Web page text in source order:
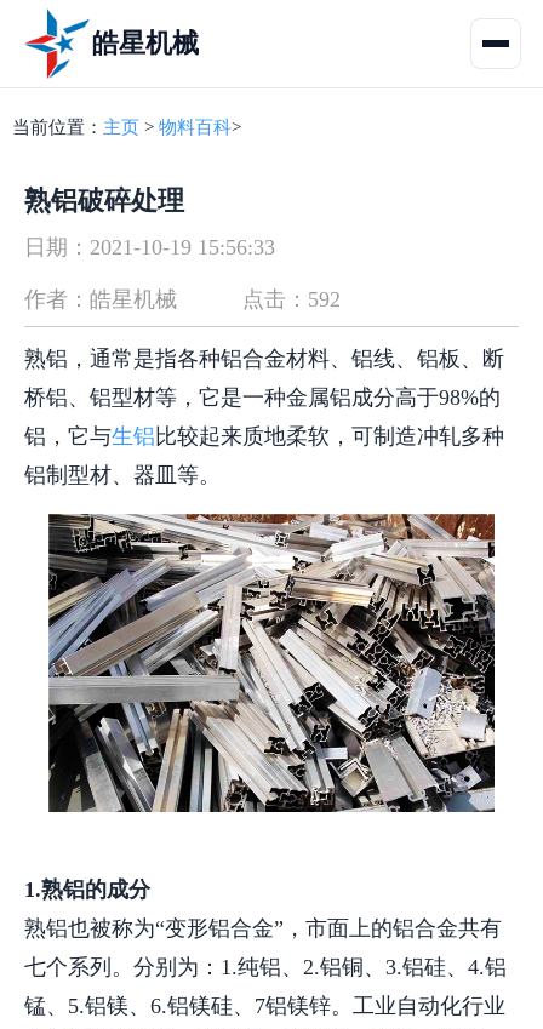
皓星机械
当前位置： 主页 > 物料百科>
熟铝破碎处理
日期：2021-10-19 15:56:33
作者：皓星机械 点击：592
熟铝，通常是指各种铝合金材料、铝线、铝板、断
桥铝、铝型材等，它是一种金属铝成分高于98%的
铝，它与生铝 比较起来质地柔软，可制造冲轧多种
铝制型材、器皿等。
1.熟铝的成分
熟铝也被称为“变形铝合金”，市面上的铝合金共有
七个系列。分别为：1.纯铝、2.铝铜、3.铝硅、4.铝
锰、5.铝镁、6.铝镁硅、7铝镁锌。工业自动化行业